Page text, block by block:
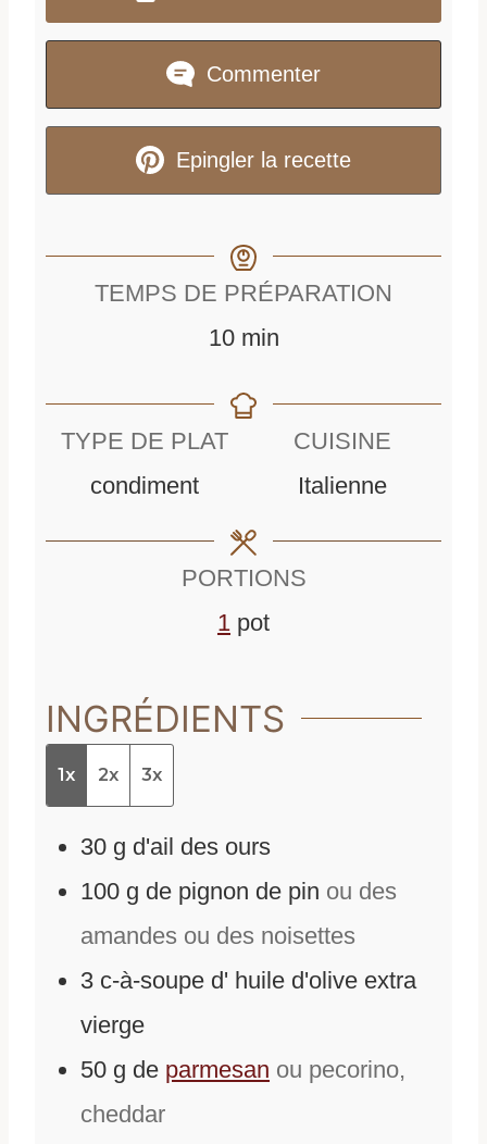
Commenter
Epingler la recette
TEMPS DE PRÉPARATION
10m
n
e
min
TYPE DE PLAT
condiment
CUISINE
Italienne
PORTIONS
1 pot
INGRÉDIENTS
1x 2x 3x
30 g d'ail des ours
100 g de pignon de pin ou des
amandes ou des noisettes
3 c-à-soupe d' huile d'olive extra
vierge
50 g de parmesan ou pecorino,
cheddar